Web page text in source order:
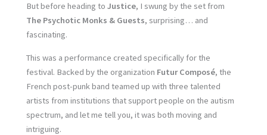
But before heading toJustice, I swung by the set from
The Psychotic Monks & Guests, surprising… and
fascinating.
This was a performance created specifically for the
festival. Backed by the organization Futur Composé, the
French post-punk band teamed up with three talented
artists from institutions that support people on the autism
spectrum, and let me tell you, it was both moving and
intriguing.